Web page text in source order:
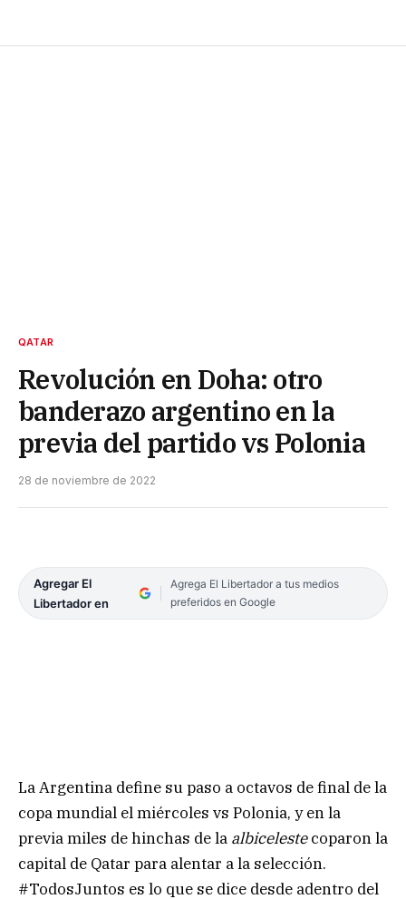
QATAR
Revolución en Doha: otro
banderazo argentino en la
previa del partido vs Polonia
28 de noviembre de 2022
Agregar El
Libertador en
Agrega El Libertador a tus medios
preferidos en Google
La Argentina define su paso a octavos de final de la
copa mundial el miércoles vs Polonia, y en la
previa miles de hinchas de la albicelestecoparon la
capital de Qatar para alentar a la selección.
#TodosJuntos es lo que se dice desde adentro del